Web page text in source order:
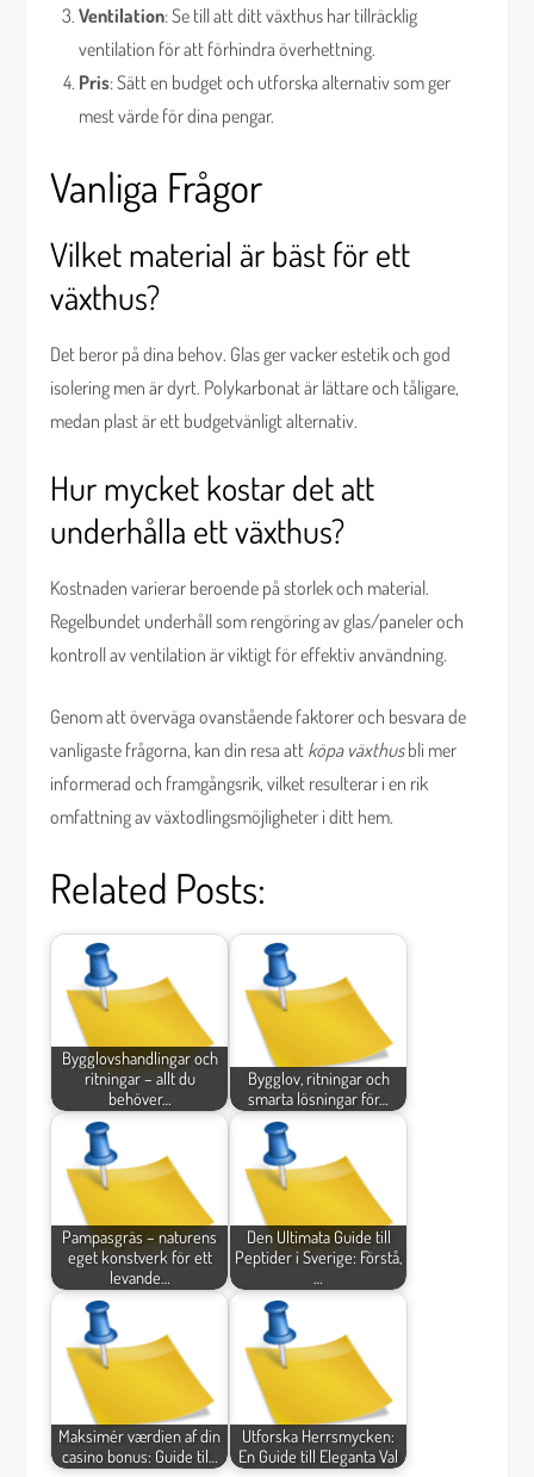
Ventilation: Se till att ditt växthus har tillräcklig
ventilation för att förhindra överhettning.
Pris: Sätt en budget och utforska alternativ som ger
mest värde för dina pengar.
Vanliga Frågor
Vilket material är bäst för ett
växthus?
Det beror på dina behov. Glas ger vacker estetik och god
isolering men är dyrt. Polykarbonat är lättare och tåligare,
medan plast är ett budgetvänligt alternativ.
Hur mycket kostar det att
underhålla ett växthus?
Kostnaden varierar beroende på storlek och material.
Regelbundet underhåll som rengöring av glas/paneler och
kontroll av ventilation är viktigt för effektiv användning.
Genom att överväga ovanstående faktorer och besvara de
vanligaste frågorna, kan din resa att köpa växthusbli mer
informerad och framgångsrik, vilket resulterar i en rik
omfattning av växtodlingsmöjligheter i ditt hem.
Related Posts:
Bygglovshandlingar och
ritningar – allt du
behöver…
Bygglov, ritningar och
smarta lösningar för…
Pampasgräs – naturens
eget konstverk för ett
levande…
Den Ultimata Guide till
Peptider i Sverige: Förstå,
…
Maksimér værdien af din
casino bonus: Guide til…
Utforska Herrsmycken:
En Guide till Eleganta Val